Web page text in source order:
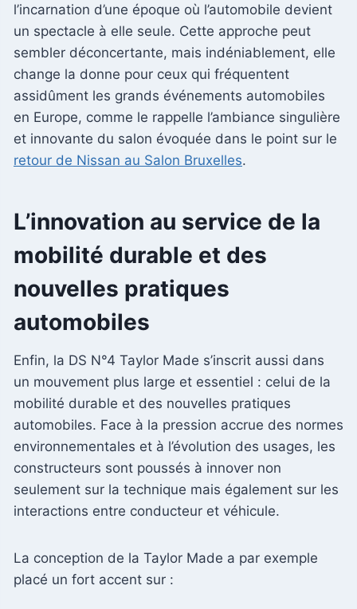
l’incarnation d’une époque où l’automobile devient
un spectacle à elle seule. Cette approche peut
sembler déconcertante, mais indéniablement, elle
change la donne pour ceux qui fréquentent
assidûment les grands événements automobiles
en Europe, comme le rappelle l’ambiance singulière
et innovante du salon évoquée dans le point sur le
retour de Nissan au Salon Bruxelles.
L’innovation au service de la
mobilité durable et des
nouvelles pratiques
automobiles
Enfin, la DS N°4 Taylor Made s’inscrit aussi dans
un mouvement plus large et essentiel : celui de la
mobilité durable et des nouvelles pratiques
automobiles. Face à la pression accrue des normes
environnementales et à l’évolution des usages, les
constructeurs sont poussés à innover non
seulement sur la technique mais également sur les
interactions entre conducteur et véhicule.
La conception de la Taylor Made a par exemple
placé un fort accent sur :